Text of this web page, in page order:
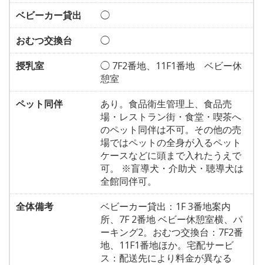
ベビーカー貸出
◯
おむつ交換台
◯
授乳室
◯ 7F2番地、11F1番地 ベビー休
憩室
ペット同伴
あり。食品衛生管理上、食品売
場・レストラン街・食堂・喫茶へ
のペット同伴は不可。その他の売
場ではペットの全身が入るペット
ケースなどに頭まで入れたうえで
可。 ※盲導犬・介助犬・聴導犬は
全館同伴可。
全体備考
ベビーカー貸出：1F 3番地案内
所、7F 2番地 ベビー休憩室横、パ
ーキング2。おむつ交換台：7F2番
地、11F1番地ほか。宅配サービ
ス：配送先により料金が異なる